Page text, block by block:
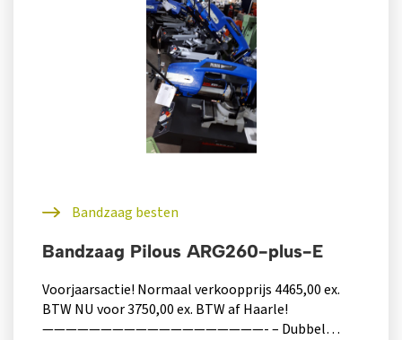
Bandzaag besten
Bandzaag Pilous ARG260-plus-E
Voorjaarsactie! Normaal verkoopprijs 4465,00 ex.
BTW NU voor 3750,00 ex. BTW af Haarle!
———————————————————- – Dubbel